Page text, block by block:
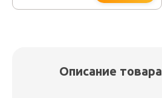
Описание товара